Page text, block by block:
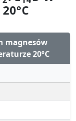
magnesów
20°C